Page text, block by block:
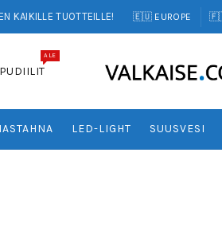
KAIKILLE TUOTTEILLE! 🇪🇺 EUROPE
ALE
LED-LIGHT SUUSVESI